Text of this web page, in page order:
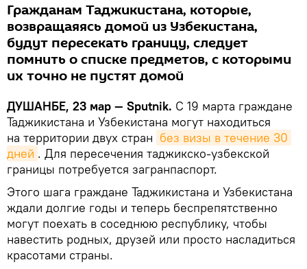
Гражданам Таджикистана, которые,
возвращаяясь домой из Узбекистана,
будут пересекать границу, следует
помнить о списке предметов, с которыми
их точно не пустят домой
ДУШАНБЕ, 23 мар — Sputnik. C 19 марта граждане
Таджикистана и Узбекистана могут находиться
на территории двух стран без визы в течение 30
дней . Для пересечения таджикско-узбекской
границы потребуется загранпаспорт.
Этого шага граждане Таджикистана и Узбекистана
ждали долгие годы и теперь беспрепятственно
могут поехать в соседнюю республику, чтобы
навестить родных, друзей или просто насладиться
красотами страны.